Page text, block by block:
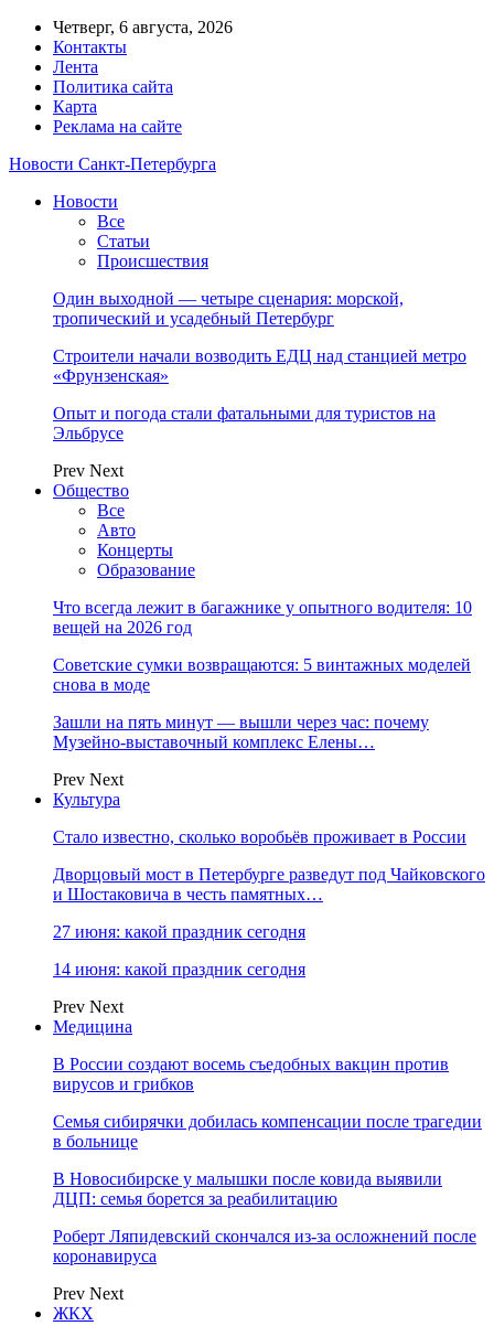
Четверг, 6 августа, 2026
Контакты
Лента
Политика сайта
Карта
Реклама на сайте
Новости Санкт-Петербурга
Новости
Все
Статьи
Происшествия
Один выходной — четыре сценария: морской,
тропический и усадебный Петербург
Строители начали возводить ЕДЦ над станцией метро
«Фрунзенская»
Опыт и погода стали фатальными для туристов на
Эльбрусе
Prev Next
Общество
Все
Авто
Концерты
Образование
Что всегда лежит в багажнике у опытного водителя: 10
вещей на 2026 год
Советские сумки возвращаются: 5 винтажных моделей
снова в моде
Зашли на пять минут — вышли через час: почему
Музейно-выставочный комплекс Елены…
Prev Next
Культура
Стало известно, сколько воробьёв проживает в России
Дворцовый мост в Петербурге разведут под Чайковского
и Шостаковича в честь памятных…
27 июня: какой праздник сегодня
14 июня: какой праздник сегодня
Prev Next
Медицина
В России создают восемь съедобных вакцин против
вирусов и грибков
Семья сибирячки добилась компенсации после трагедии
в больнице
В Новосибирске у малышки после ковида выявили
ДЦП: семья борется за реабилитацию
Роберт Ляпидевский скончался из-за осложнений после
коронавируса
Prev Next
ЖКХ